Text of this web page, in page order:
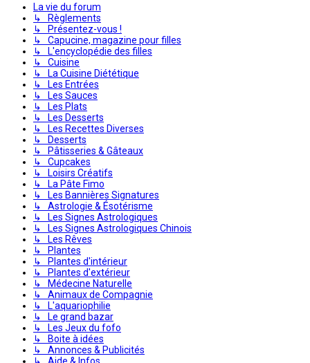
La vie du forum
↳ Règlements
↳ Présentez-vous !
↳ Capucine, magazine pour filles
↳ L'encyclopédie des filles
↳ Cuisine
↳ La Cuisine Diététique
↳ Les Entrées
↳ Les Sauces
↳ Les Plats
↳ Les Desserts
↳ Les Recettes Diverses
↳ Desserts
↳ Pâtisseries & Gâteaux
↳ Cupcakes
↳ Loisirs Créatifs
↳ La Pâte Fimo
↳ Les Bannières Signatures
↳ Astrologie & Ésotérisme
↳ Les Signes Astrologiques
↳ Les Signes Astrologiques Chinois
↳ Les Rêves
↳ Plantes
↳ Plantes d'intérieur
↳ Plantes d'extérieur
↳ Médecine Naturelle
↳ Animaux de Compagnie
↳ L'aquariophilie
↳ Le grand bazar
↳ Les Jeux du fofo
↳ Boite à idées
↳ Annonces & Publicités
↳ Aide & Infos